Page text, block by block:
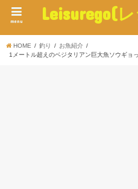
Leisurego(
menu
HOME 釣り
お魚紹介
1メートル超えのベジタリアン巨大魚ソウギョ